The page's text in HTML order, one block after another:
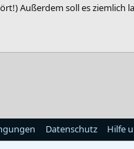
Außerdem soll es ziemlich
Datenschutz Hilfe